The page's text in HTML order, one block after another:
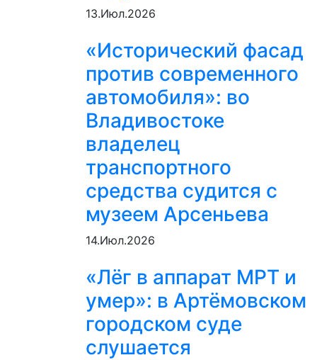
13.Июл.2026
«Исторический фасад
против современного
автомобиля»: во
Владивостоке
владелец
транспортного
средства судится с
музеем Арсеньева
14.Июл.2026
«Лёг в аппарат МРТ и
умер»: в Артёмовском
городском суде
слушается